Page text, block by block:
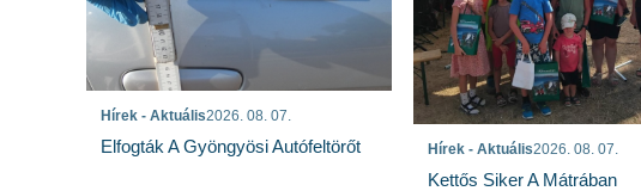
Hírek - Aktuális2026. 08. 07.
Elfogták A Gyöngyösi Autófeltörőt Hírek - Aktuális2026. 08. 07.
Kettős Siker A Mátrában